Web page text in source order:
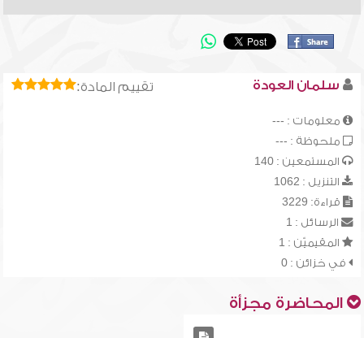
تقييم المادة: سلمان العودة
معلومات : ---
ملحوظة : ---
المستمعين : 140
التنزيل : 1062
قراءة: 3229
الرسائل : 1
المقيميّن : 1
في خزائن : 0
المحاضرة مجزأة